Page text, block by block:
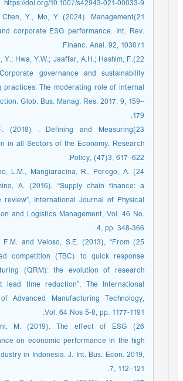
https://doi.org/10.1007/s42943-021-00033-9
Chen, Y., Mo, Y (2024). Management
corporate ESG performance. Int. Rev.
Financ. Anal. 92, 103071.
Y.; Hwa, Y.W.; Jaaffar, A.H.; Hashim, F.
governance and sustainability
practices: The moderating role of internal
Glob. Bus. Manag. Res. 2017, 9, 159–
179.
F. (2018) . Defining and Measuring
in all Sectors of the Economy. Research
Policy, (47)3, 617–622.
L.M., Mangiaracina, R., Perego, A.
A. (2016), “Supply chain finance: a
review”, International Journal of Physical
and Logistics Management, Vol. 46 No.
4, pp. 348-366.
F.M. and Veloso, S.E. (2013), “From
competition (TBC) to quick response
(QRM): the evolution of research
lead time reduction”, The International
Advanced Manufacturing Technology,
Vol. 64 Nos 5-8, pp. 1177-1191.
M. (2019). The effect of ESG
on economic performance in the high
in Indonesia. J. Int. Bus. Econ. 2019,
7, 112–121.